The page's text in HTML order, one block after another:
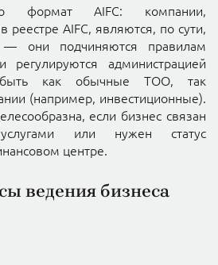
формат AIFC: компании,
реестре AIFC, являются, по сути,
они подчиняются правилам
регулируются администрацией
как обычные ТОО, так
(например, инвестиционные).
если бизнес связан
или нужен статус
центре.
ведения бизнеса